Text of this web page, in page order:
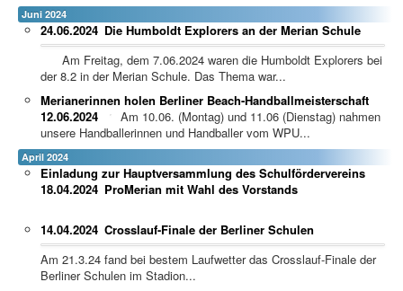
Juni 2024
Die Humboldt Explorers an der Merian Schule
24.06.2024
Am Freitag, dem 7.06.2024 waren die Humboldt Explorers bei
der 8.2 in der Merian Schule. Das Thema war...
Merianerinnen holen Berliner Beach-Handballmeisterschaft
12.06.2024
Am 10.06. (Montag) und 11.06 (Dienstag) nahmen
unsere Handballerinnen und Handballer vom WPU...
April 2024
Einladung zur Hauptversammlung des Schulfördervereins
ProMerian mit Wahl des Vorstands
18.04.2024
Crosslauf-Finale der Berliner Schulen
14.04.2024
Am 21.3.24 fand bei bestem Laufwetter das Crosslauf-Finale der
Berliner Schulen im Stadion...